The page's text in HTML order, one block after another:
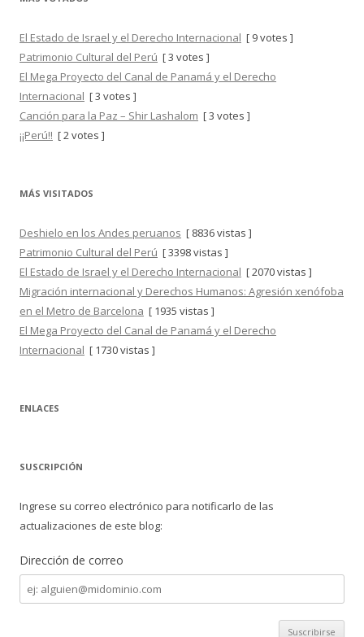
El Estado de Israel y el Derecho Internacional [ 9 votes ]
Patrimonio Cultural del Perú [ 3 votes ]
El Mega Proyecto del Canal de Panamá y el Derecho
Internacional [ 3 votes ]
Canción para la Paz – Shir Lashalom [ 3 votes ]
¡¡Perú!! [ 2 votes ]
MÁS VISITADOS
Deshielo en los Andes peruanos [ 8836 vistas ]
Patrimonio Cultural del Perú [ 3398 vistas ]
El Estado de Israel y el Derecho Internacional [ 2070 vistas ]
Migración internacional y Derechos Humanos: Agresión xenófoba
en el Metro de Barcelona [ 1935 vistas ]
El Mega Proyecto del Canal de Panamá y el Derecho
Internacional [ 1730 vistas ]
ENLACES
SUSCRIPCIÓN
Ingrese su correo electrónico para notificarlo de las
actualizaciones de este blog:
Dirección de correo
Dirección
de
correo